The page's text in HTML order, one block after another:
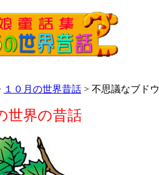
１０月の世界昔話 > 不思議なブドウ
世界の昔話